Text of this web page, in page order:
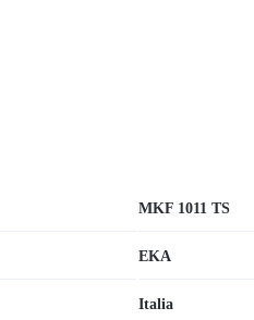
MKF 1011 TS
EKA
Italia